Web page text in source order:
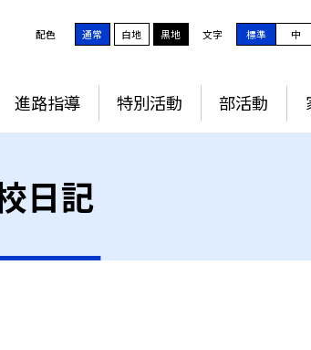
配色 通常 白地 黒地 文字 標準 中
進路指導 特別活動 部活動
日記